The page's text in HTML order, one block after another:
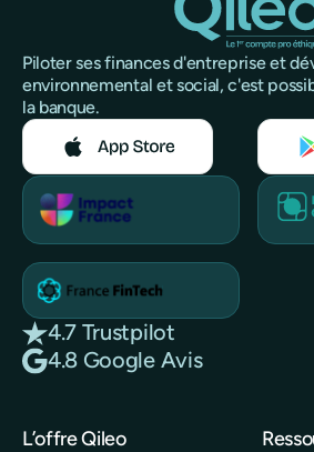
Piloter ses finances d'entreprise et
environnemental et social, c'est
la banque.
4.7 Trustpilot
4.8 Google Avis
L’offre Qileo